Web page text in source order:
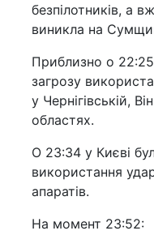
безпілотників, а
виникла на
Приблизно о
загрозу
у Чернігівській,
областях.
О 23:34 у Києві
використання
апаратів.
На момент 23:52: